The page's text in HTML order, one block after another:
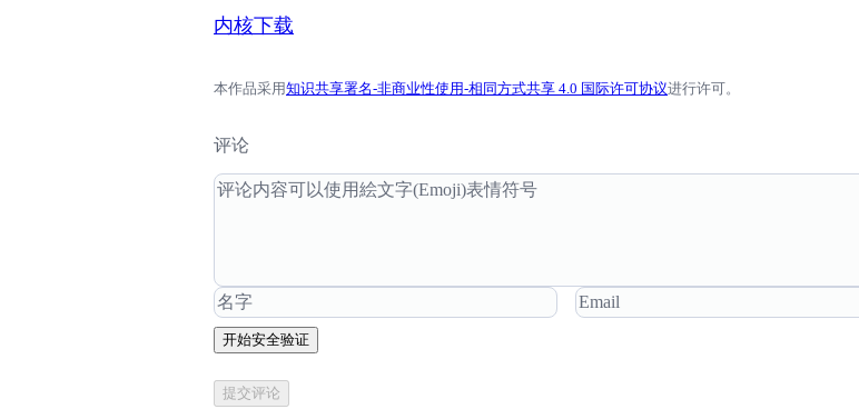
内核下载
本作品采用知识共享署名-非商业性使用-相同方式共享 4.0 国际许可协议进行许可。
评论
开始安全验证
提交评论